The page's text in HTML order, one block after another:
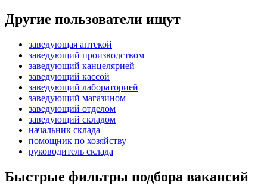
Другие пользователи ищут
заведующая аптекой
заведующий производством
заведующий канцелярией
заведующий кассой
заведующий лабораторией
заведующий магазином
заведующий отделом
заведующий складом
начальник склада
помощник по хозяйству
руководитель склада
Быстрые фильтры подбора вакансий